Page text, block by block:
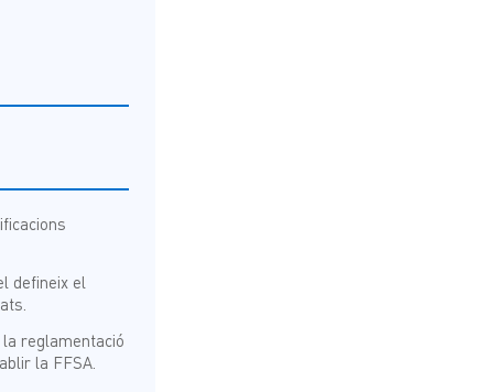
defineix el
reglamentació
la FFSA.